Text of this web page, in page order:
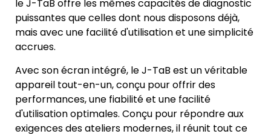
le J-TaB offre les mêmes capacités de diagnostic
puissantes que celles dont nous disposons déjà,
mais avec une facilité d'utilisation et une simplicité
accrues.
Avec son écran intégré, le J-TaB est un véritable
appareil tout-en-un, conçu pour offrir des
performances, une fiabilité et une facilité
d'utilisation optimales. Conçu pour répondre aux
exigences des ateliers modernes, il réunit tout ce